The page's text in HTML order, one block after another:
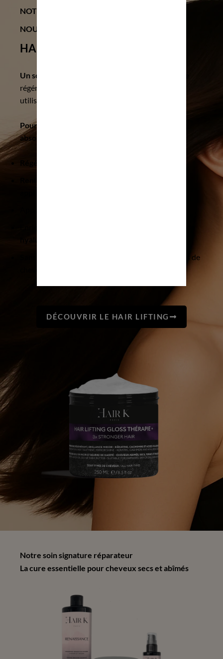
NOTRE BEST SELLER :
NOUVELLE RÉVOLUTION CAPILLAIRE
HAIR LIFTING GLOSS THERAPY +
Un soin professionnel 3-en-1
régénérée, brillante et renforcée dès la première
utilisation.
Pourquoi ce soin est une nouveauté à découvrir
absolument ?
Adapté à tous les types de
DÉCOUVRIR LE HAIR LIFTING
Notre soin signature réparateur
La cure essentielle pour cheveux secs et abîmés